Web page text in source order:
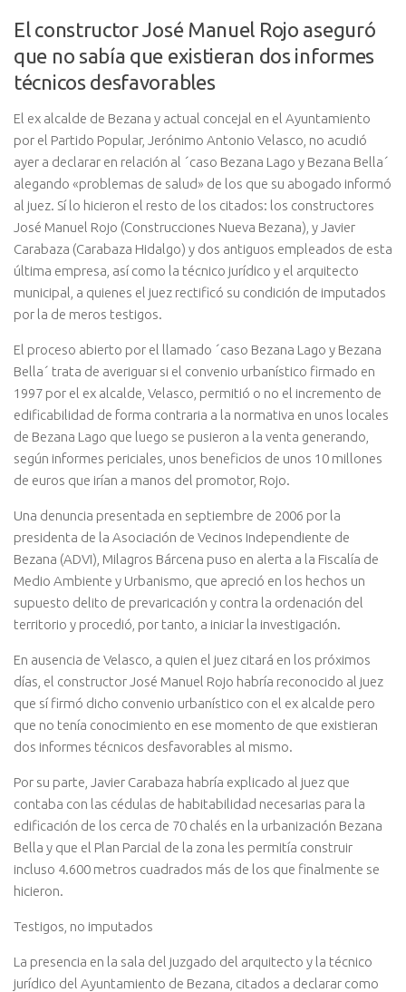
El constructor José Manuel Rojo aseguró
que no sabía que existieran dos informes
técnicos desfavorables
El ex alcalde de Bezana y actual concejal en el Ayuntamiento
por el Partido Popular, Jerónimo Antonio Velasco, no acudió
ayer a declarar en relación al ´caso Bezana Lago y Bezana Bella´
alegando «problemas de salud» de los que su abogado informó
al juez. Sí lo hicieron el resto de los citados: los constructores
José Manuel Rojo (Construcciones Nueva Bezana), y Javier
Carabaza (Carabaza Hidalgo) y dos antiguos empleados de esta
última empresa, así como la técnico jurídico y el arquitecto
municipal, a quienes el juez rectificó su condición de imputados
por la de meros testigos.
El proceso abierto por el llamado ´caso Bezana Lago y Bezana
Bella´ trata de averiguar si el convenio urbanístico firmado en
1997 por el ex alcalde, Velasco, permitió o no el incremento de
edificabilidad de forma contraria a la normativa en unos locales
de Bezana Lago que luego se pusieron a la venta generando,
según informes periciales, unos beneficios de unos 10 millones
de euros que irían a manos del promotor, Rojo.
Una denuncia presentada en septiembre de 2006 por la
presidenta de la Asociación de Vecinos Independiente de
Bezana (ADVI), Milagros Bárcena puso en alerta a la Fiscalía de
Medio Ambiente y Urbanismo, que apreció en los hechos un
supuesto delito de prevaricación y contra la ordenación del
territorio y procedió, por tanto, a iniciar la investigación.
En ausencia de Velasco, a quien el juez citará en los próximos
días, el constructor José Manuel Rojo habría reconocido al juez
que sí firmó dicho convenio urbanístico con el ex alcalde pero
que no tenía conocimiento en ese momento de que existieran
dos informes técnicos desfavorables al mismo.
Por su parte, Javier Carabaza habría explicado al juez que
contaba con las cédulas de habitabilidad necesarias para la
edificación de los cerca de 70 chalés en la urbanización Bezana
Bella y que el Plan Parcial de la zona les permitía construir
incluso 4.600 metros cuadrados más de los que finalmente se
hicieron.
Testigos, no imputados
La presencia en la sala del juzgado del arquitecto y la técnico
jurídico del Ayuntamiento de Bezana, citados a declarar como